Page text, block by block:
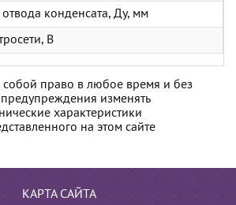
конденсата, Ду, мм
В
собой право в любое время и без
изменять
характеристики
на этом сайте
КАРТА САЙТА